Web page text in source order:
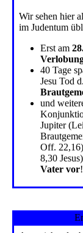
Wir sehen hier
im Judentum
Erst am
40 Tage
Jesu Tod
und
Jupiter
Off.
8,30
Vater vor!